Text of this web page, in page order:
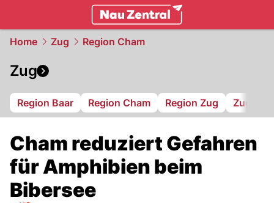
Home Zug Region Cham
Zug
Region Baar Region Cham Region Zug Zug 94
Cham reduziert Gefahren
für Amphibien beim
Bibersee